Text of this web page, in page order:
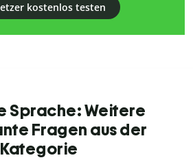
kostenlos testen
Sprache: Weitere
Fragen aus der
Kategorie